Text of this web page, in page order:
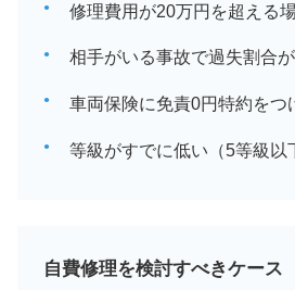
修理費用が20万円を超える
相手がいる事故で過失割合
車両保険に免責0円特約をつ
等級がすでに低い（5等級以
自費修理を検討すべきケース